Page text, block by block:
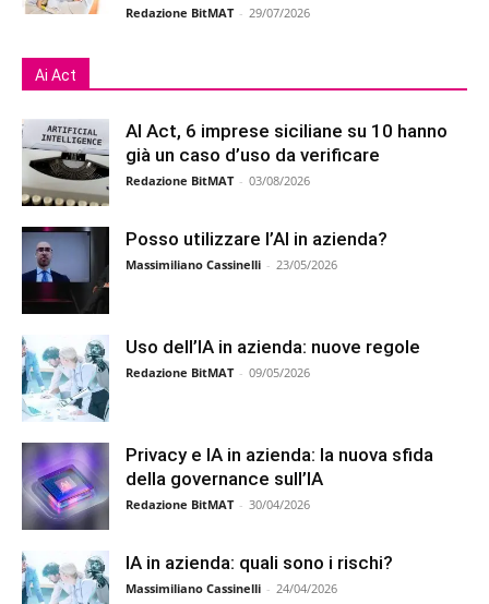
Redazione BitMAT - 29/07/2026
Ai Act
AI Act, 6 imprese siciliane su 10 hanno
già un caso d’uso da verificare
Redazione BitMAT - 03/08/2026
Posso utilizzare l’AI in azienda?
Massimiliano Cassinelli - 23/05/2026
Uso dell’IA in azienda: nuove regole
Redazione BitMAT - 09/05/2026
Privacy e IA in azienda: la nuova sfida
della governance sull’IA
Redazione BitMAT - 30/04/2026
IA in azienda: quali sono i rischi?
Massimiliano Cassinelli - 24/04/2026